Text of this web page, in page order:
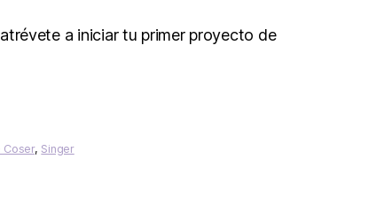
a iniciar tu primer proyecto de
Coser, Singer